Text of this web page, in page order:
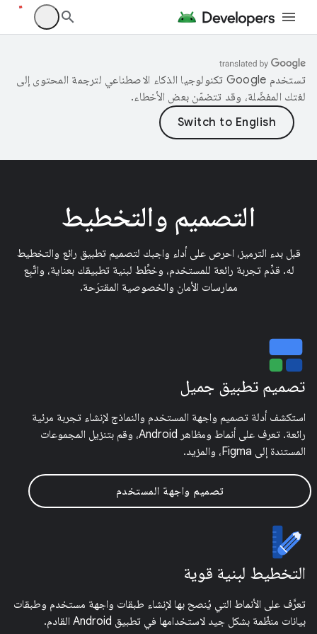
تستخدم Google تكنولوجيا الذكاء الاصطناعي لترجمة المحتوى إلى
لغتك المفضّلة، وقد تتضمّن بعض الأخطاء.
التصميم والتخطيط
قبل بدء الترميز، احرص على أداء واجبك لتصميم تطبيق رائع والتخطيط
له. قدِّم تجربة رائعة للمستخدم، وخطِّط لبنية تطبيقك بعناية، واتّبِع
ممارسات الأمان والخصوصية المقترَحة.
تصميم تطبيق جميل
استكشف أدلة تصميم واجهة المستخدم والنماذج لإنشاء تجربة مرئية
رائعة. تعرف على أنماط ومظاهر Android، وقم بتنزيل المجموعات
المستندة إلى Figma، والمزيد.
تصميم واجهة المستخدم
التخطيط لبنية قوية
تعرَّف على الأنماط التي يُنصح بها لإنشاء طبقات واجهة مستخدم وطبقات
بيانات منظّمة بشكل جيد لاستخدامها في تطبيق Android القادم.